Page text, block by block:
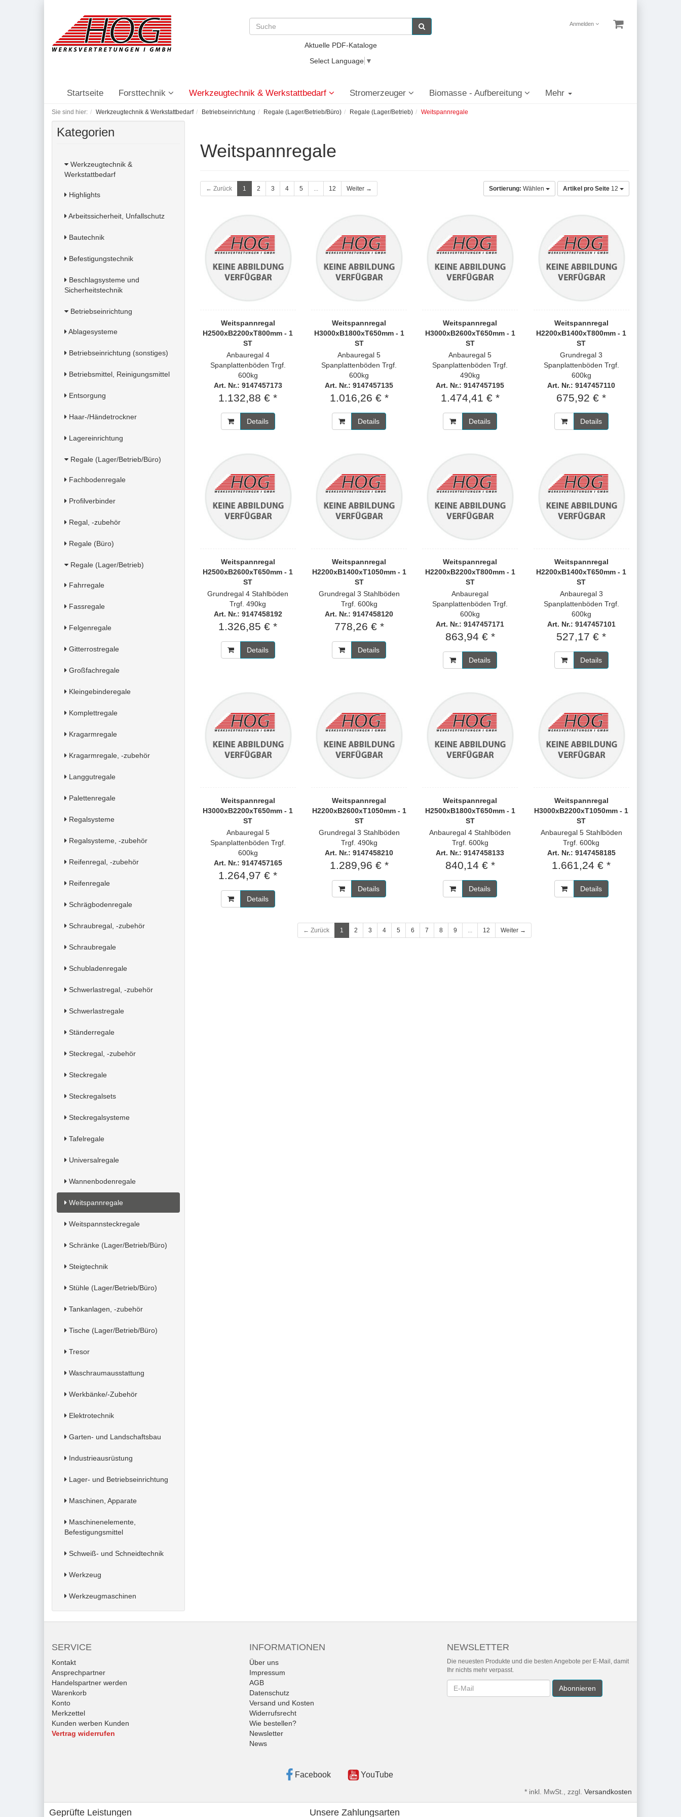
Anmelden
Aktuelle PDF-Kataloge
Select Language ▼
Startseite Forsttechnik Werkzeugtechnik & Werkstattbedarf Stromerzeuger Biomasse - Aufbereitung Mehr
Sie sind hier: Werkzeugtechnik & Werkstattbedarf Betriebseinrichtung Regale (Lager/Betrieb/Büro) Regale (Lager/Betrieb) Weitspannregale
Kategorien
Werkzeugtechnik &
Werkstattbedarf
Highlights
Arbeitssicherheit, Unfallschutz
Bautechnik
Befestigungstechnik
Beschlagsysteme und
Sicherheitstechnik
Betriebseinrichtung
Ablagesysteme
Betriebseinrichtung (sonstiges)
Betriebsmittel, Reinigungsmittel
Entsorgung
Haar-/Händetrockner
Lagereinrichtung
Regale (Lager/Betrieb/Büro)
Fachbodenregale
Profilverbinder
Regal, -zubehör
Regale (Büro)
Regale (Lager/Betrieb)
Fahrregale
Fassregale
Felgenregale
Gitterrostregale
Großfachregale
Kleingebinderegale
Komplettregale
Kragarmregale
Kragarmregale, -zubehör
Langgutregale
Palettenregale
Regalsysteme
Regalsysteme, -zubehör
Reifenregal, -zubehör
Reifenregale
Schrägbodenregale
Schraubregal, -zubehör
Schraubregale
Schubladenregale
Schwerlastregal, -zubehör
Schwerlastregale
Ständerregale
Steckregal, -zubehör
Steckregale
Steckregalsets
Steckregalsysteme
Tafelregale
Universalregale
Wannenbodenregale
Weitspannregale
Weitspannsteckregale
Schränke (Lager/Betrieb/Büro)
Steigtechnik
Stühle (Lager/Betrieb/Büro)
Tankanlagen, -zubehör
Tische (Lager/Betrieb/Büro)
Tresor
Waschraumausstattung
Werkbänke/-Zubehör
Elektrotechnik
Garten- und Landschaftsbau
Industrieausrüstung
Lager- und Betriebseinrichtung
Maschinen, Apparate
Maschinenelemente,
Befestigungsmittel
Schweiß- und Schneidtechnik
Werkzeug
Werkzeugmaschinen
Weitspannregale
← Zurück 1 2 3 4 5 ... 12 Weiter → Sortierung: Wählen Artikel pro Seite 12
Weitspannregal
H2500xB2200xT800mm - 1
ST
Anbauregal 4
Spanplattenböden Trgf.
600kg
Art. Nr.: 9147457173
1.132,88 € *
Details
Weitspannregal
H3000xB1800xT650mm - 1
ST
Anbauregal 5
Spanplattenböden Trgf.
600kg
Art. Nr.: 9147457135
1.016,26 € *
Details
Weitspannregal
H3000xB2600xT650mm - 1
ST
Anbauregal 5
Spanplattenböden Trgf.
490kg
Art. Nr.: 9147457195
1.474,41 € *
Details
Weitspannregal
H2200xB1400xT800mm - 1
ST
Grundregal 3
Spanplattenböden Trgf.
600kg
Art. Nr.: 9147457110
675,92 € *
Details
Weitspannregal
H2500xB2600xT650mm - 1
ST
Grundregal 4 Stahlböden
Trgf. 490kg
Art. Nr.: 9147458192
1.326,85 € *
Details
Weitspannregal
H2200xB1400xT1050mm - 1
ST
Grundregal 3 Stahlböden
Trgf. 600kg
Art. Nr.: 9147458120
778,26 € *
Details
Weitspannregal
H2200xB2200xT800mm - 1
ST
Anbauregal
Spanplattenböden Trgf.
600kg
Art. Nr.: 9147457171
863,94 € *
Details
Weitspannregal
H2200xB1400xT650mm - 1
ST
Anbauregal 3
Spanplattenböden Trgf.
600kg
Art. Nr.: 9147457101
527,17 € *
Details
Weitspannregal
H3000xB2200xT650mm - 1
ST
Anbauregal 5
Spanplattenböden Trgf.
600kg
Art. Nr.: 9147457165
1.264,97 € *
Details
Weitspannregal
H2200xB2600xT1050mm - 1
ST
Grundregal 3 Stahlböden
Trgf. 490kg
Art. Nr.: 9147458210
1.289,96 € *
Details
Weitspannregal
H2500xB1800xT650mm - 1
ST
Anbauregal 4 Stahlböden
Trgf. 600kg
Art. Nr.: 9147458133
840,14 € *
Details
Weitspannregal
H3000xB2200xT1050mm - 1
ST
Anbauregal 5 Stahlböden
Trgf. 600kg
Art. Nr.: 9147458185
1.661,24 € *
Details
← Zurück 1 2 3 4 5 6 7 8 9 ... 12 Weiter →
SERVICE
Kontakt
Ansprechpartner
Handelspartner werden
Warenkorb
Konto
Merkzettel
Kunden werben Kunden
Vertrag widerrufen
INFORMATIONEN
Über uns
Impressum
AGB
Datenschutz
Versand und Kosten
Widerrufsrecht
Wie bestellen?
Newsletter
News
NEWSLETTER
Die neuesten Produkte und die besten Angebote per E-Mail, damit
Ihr nichts mehr verpasst.
Newsletter Abonnieren
Facebook YouTube
* inkl. MwSt., zzgl. Versandkosten
Geprüfte Leistungen Unsere Zahlungsarten